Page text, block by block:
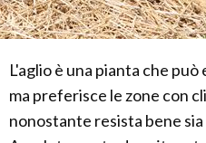
L'aglio è una pianta che
ma preferisce le zone con
nonostante resista bene